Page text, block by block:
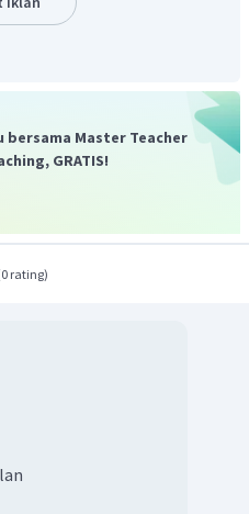
bersama Master Teacher
GRATIS!
0 rating)